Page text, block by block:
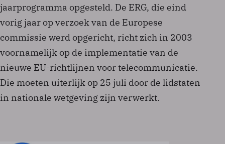
jaarprogramma opgesteld. De ERG, die eind
vorig jaar op verzoek van de Europese
commissie werd opgericht, richt zich in 2003
voornamelijk op de implementatie van de
nieuwe EU-richtlijnen voor telecommunicatie.
Die moeten uiterlijk op 25 juli door de lidstaten
in nationale wetgeving zijn verwerkt.